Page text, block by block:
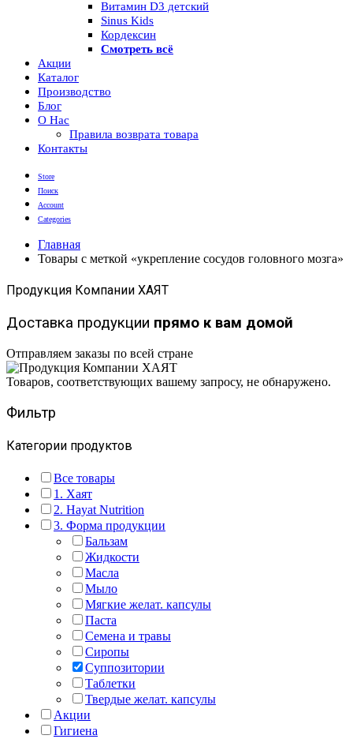
Витамин D3 детский
Sinus Kids
Кордексин
Смотреть всё
Акции
Каталог
Производство
Блог
О Нас
Правила возврата товара
Контакты
Store
Поиск
Account
Categories
Главная
Товары с меткой «укрепление сосудов головного мозга»
Продукция Компании ХАЯТ
Доставка продукции прямо к вам домой
Отправляем заказы по всей стране
Товаров, соответствующих вашему запросу, не обнаружено.
Фильтр
Категории продуктов
Все товары
1. Хаят
2. Hayat Nutrition
3. Форма продукции
Бальзам
Жидкости
Масла
Мыло
Мягкие желат. капсулы
Паста
Семена и травы
Сиропы
Суппозитории
Таблетки
Твердые желат. капсулы
Акции
Гигиена